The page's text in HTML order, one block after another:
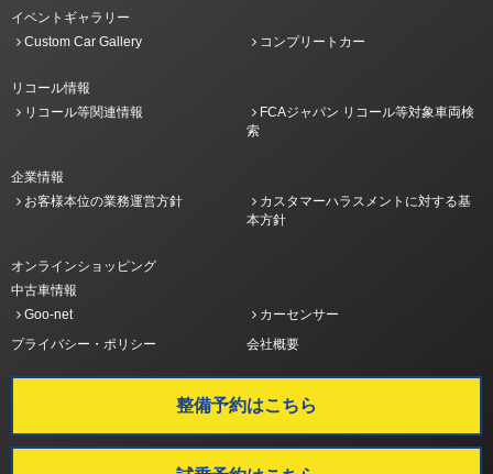
イベントギャラリー
Custom Car Gallery
コンプリートカー
リコール情報
リコール等関連情報
FCAジャパン リコール等対象車両検
索
企業情報
お客様本位の業務運営方針
カスタマーハラスメントに対する基
本方針
オンラインショッピング
中古車情報
Goo-net
カーセンサー
プライバシー・ポリシー
会社概要
整備予約はこちら